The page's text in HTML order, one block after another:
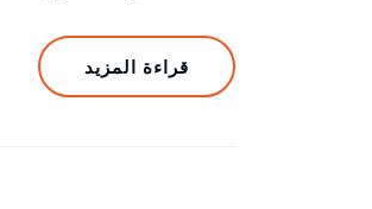
قراءة المزيد